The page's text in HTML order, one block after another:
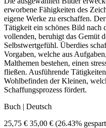
erworbene Fähigkeiten des
eigene Werke zu erschaffen.
Tätigkeit ein schönes Bild nach
vollenden, beruhigt das Gemüt
Selbstwertgefühl. Überdies
Vorgaben, welche aus
Malthemen bestehen, einen
fließen. Ausführende
Wohlbefinden der Kleinen,
Schaffungsprozess fördert.
Buch | Deutsch
25,75 € 35,00 € (26.43%